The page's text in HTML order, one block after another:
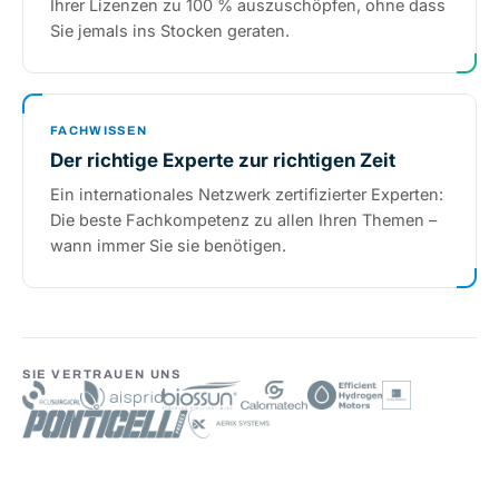
Ihrer Lizenzen zu 100 % auszuschöpfen, ohne dass
Sie jemals ins Stocken geraten.
FACHWISSEN
Der richtige Experte zur richtigen Zeit
Ein internationales Netzwerk zertifizierter Experten:
Die beste Fachkompetenz zu allen Ihren Themen –
wann immer Sie sie benötigen.
SIE VERTRAUEN UNS